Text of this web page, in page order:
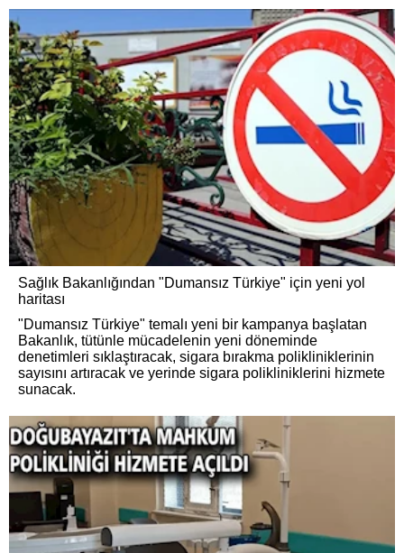
Sağlık Bakanlığından "Dumansız Türkiye" için yeni yol
haritası
"Dumansız Türkiye" temalı yeni bir kampanya başlatan
Bakanlık, tütünle mücadelenin yeni döneminde
denetimleri sıklaştıracak, sigara bırakma polikliniklerinin
sayısını artıracak ve yerinde sigara polikliniklerini hizmete
sunacak.